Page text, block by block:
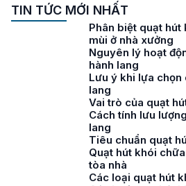
TIN TỨC MỚI NHẤT
Phân biệt quạt hút
mùi ở nhà xưởng
Nguyên lý hoạt
hành lang
Lưu ý khi lựa chọn
lang
Vai trò của quạt
Cách tính lưu
lang
Tiêu chuẩn quạt
Quạt hút khói
tòa nhà
Các loại quạt hút